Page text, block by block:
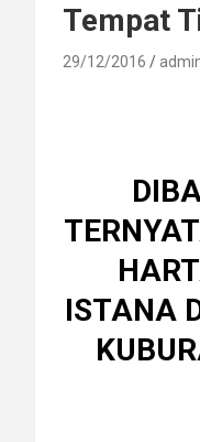
Tempat
29/12/2016
ISTANA